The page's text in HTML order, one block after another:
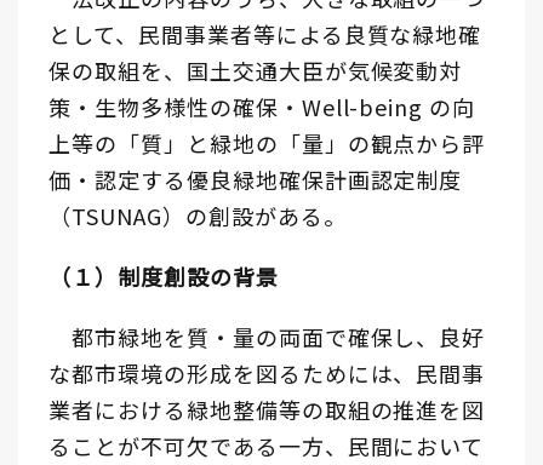
として、民間事業者等による良質な緑地確
保の取組を、国土交通大臣が気候変動対
策・生物多様性の確保・Well-being の向
上等の「質」と緑地の「量」の観点から評
価・認定する優良緑地確保計画認定制度
（TSUNAG）の創設がある。
（１）制度創設の背景
都市緑地を質・量の両面で確保し、良好
な都市環境の形成を図るためには、民間事
業者における緑地整備等の取組の推進を図
ることが不可欠である一方、民間において